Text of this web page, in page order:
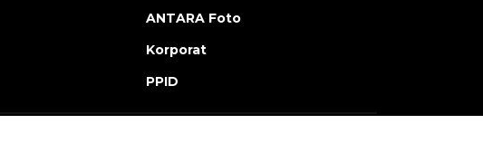
ANTARA Foto
Korporat
PPID